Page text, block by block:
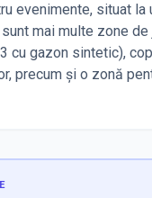
evenimente, situat la
mai multe zone de
cu gazon sintetic),
precum și o zonă